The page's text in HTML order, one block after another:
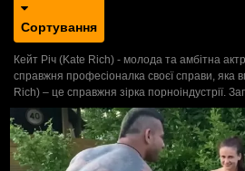
Сортування
Кейт Річ (Kate Rich) - молода та амбітна
справжня професіоналка своєї справи, яка
Rich) – це справжня зірка порноіндустрії.